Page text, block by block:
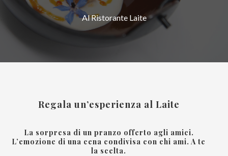
REGALA UN’ESPERIENZA
Al Ristorante Laite
Regala un’esperienza al Laite
La sorpresa di un pranzo offerto agli amici.
L’emozione di una cena condivisa con chi ami. A te
la scelta.